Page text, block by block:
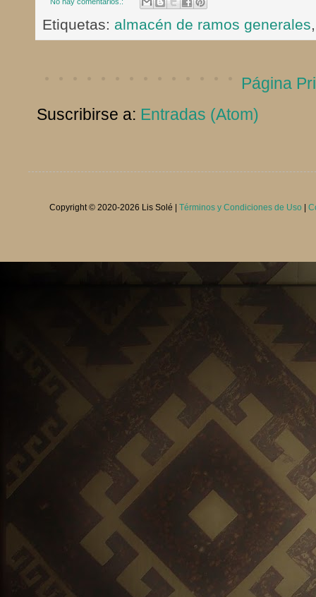
Etiquetas: almacén de ramos generales
Página
Suscribirse a: Entradas (Atom)
Copyright © 2020-2026 Lis Solé | Términos y Condiciones de Uso